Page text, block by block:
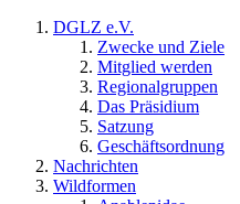
DGLZ e.V.
Zwecke und Ziele
Mitglied werden
Regionalgruppen
Das Präsidium
Satzung
Geschäftsordnung
Nachrichten
Wildformen